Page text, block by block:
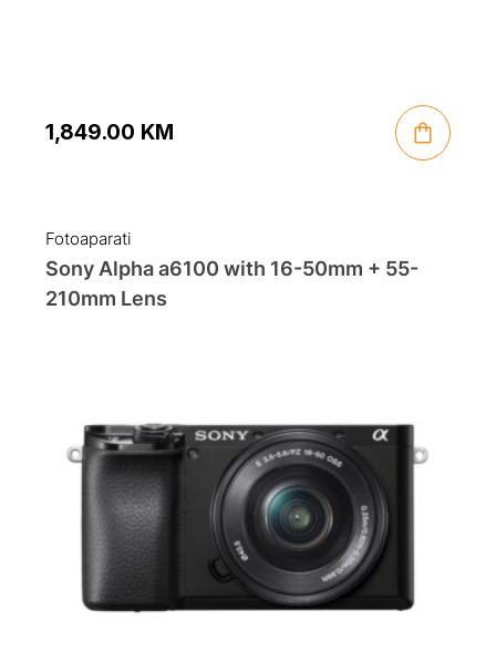
1,849.00 KM
Fotoaparati
Sony Alpha a6100 with 16-50mm + 55-
210mm Lens